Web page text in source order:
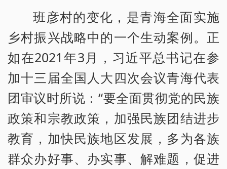
班彦村的变化，是青海全面实施
乡村振兴战略中的一个生动案例。正
如在2021年3月，习近平总书记在参
加十三届全国人大四次会议青海代表
团审议时所说：“要全面贯彻党的民族
政策和宗教政策，加强民族团结进步
教育，加快民族地区发展，多为各族
群众办好事、办实事、解难题，促进